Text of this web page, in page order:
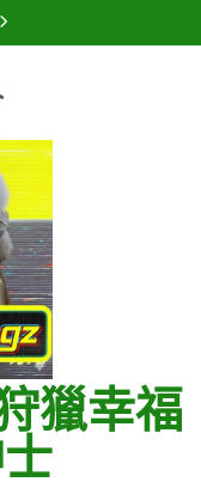
獵幸福